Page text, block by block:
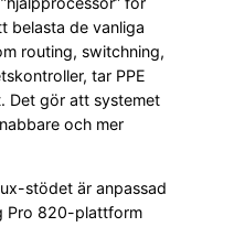
belasta de vanliga
routing, switchning,
tar PPE
Det gör att systemet
och mer
stödet är anpassad
Pro 820-plattform